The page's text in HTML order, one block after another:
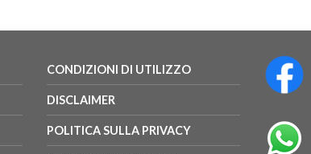
CONDIZIONI DI UTILIZZO
DISCLAIMER
POLITICA SULLA PRIVACY